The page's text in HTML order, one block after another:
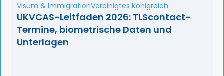
Visum & ImmigrationVereinigtes Königreich
UKVCAS-Leitfaden 2026: TLScontact-
Termine, biometrische Daten und
Unterlagen